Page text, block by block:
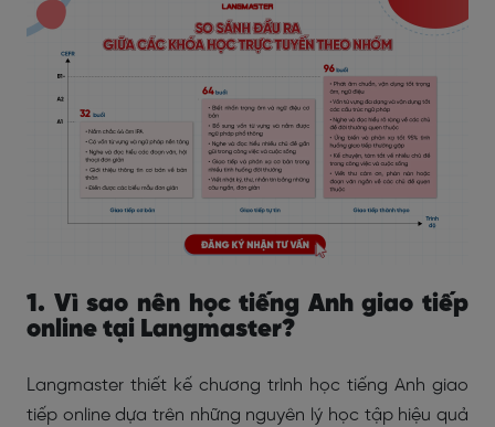
1. Vì sao nên học tiếng Anh giao tiếp
online tại Langmaster?
Langmaster thiết kế chương trình học tiếng Anh giao
tiếp online dựa trên những nguyên lý học tập hiệu quả